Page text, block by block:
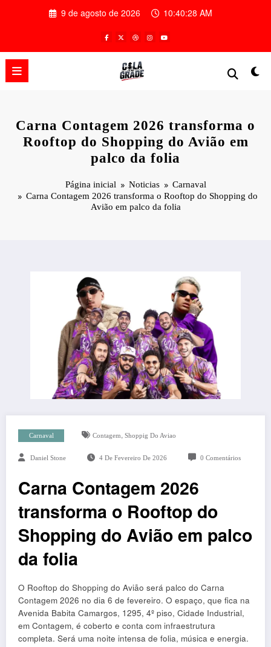
9 de agosto de 2026 10:40:29 AM
Carna Contagem 2026 transforma o
Rooftop do Shopping do Avião em
palco da folia
Página inicial Noticias
Carnaval
Carna Contagem 2026 transforma o Rooftop do Shopping do
Avião em palco da folia
Carnaval Contagem, Shoppig Do Aviao
Daniel Stone 4 De Fevereiro De 2026 0 Comentários
Carna Contagem 2026
transforma o Rooftop do
Shopping do Avião em palco
da folia
O Rooftop do Shopping do Avião será palco do Carna
Contagem 2026 no dia 6 de fevereiro. O espaço, que fica na
Avenida Babita Camargos, 1295, 4º piso, Cidade Industrial,
em Contagem, é coberto e conta com infraestrutura
completa. Será uma noite intensa de folia, música e energia.